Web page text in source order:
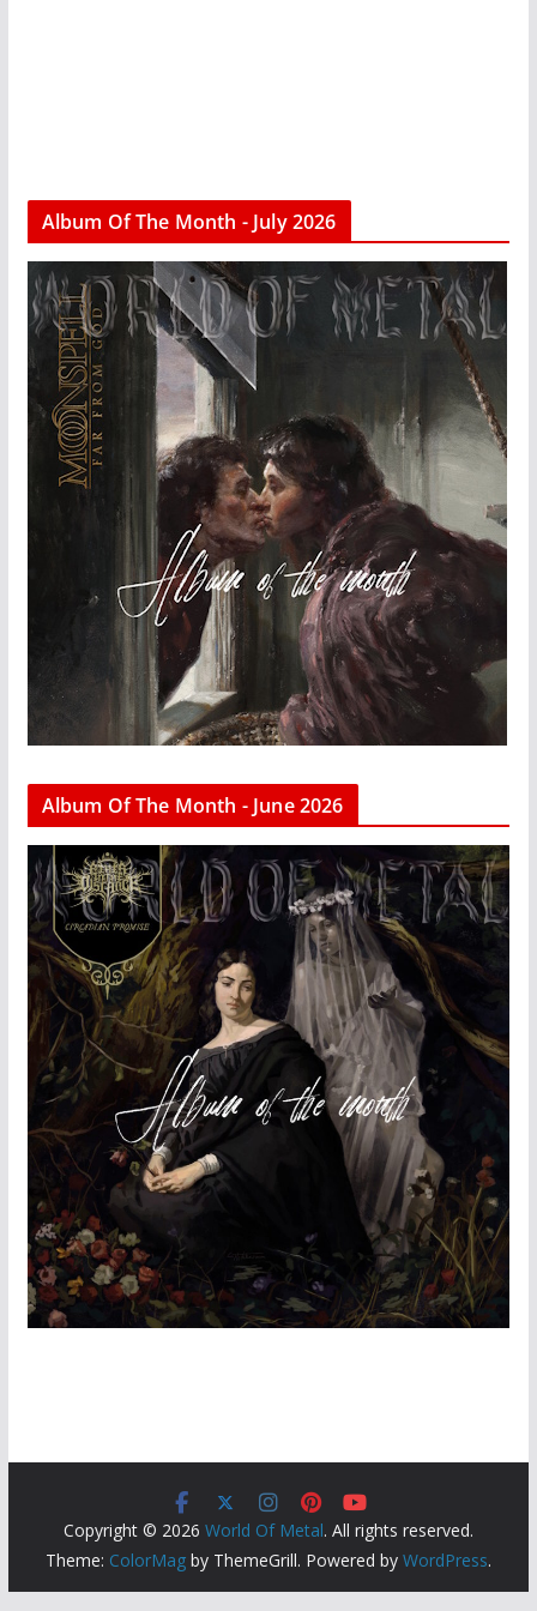
Album Of The Month - July 2026
Album Of The Month - June 2026
Copyright © 2026 World Of Metal. All rights reserved.
Theme: ColorMagby ThemeGrill. Powered by WordPress.